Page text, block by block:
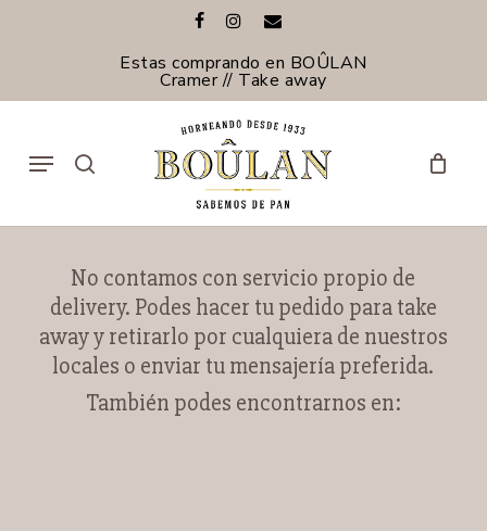
facebookinstagram
email
Estas comprando en BOÛLAN
Cramer // Take away
Menu
No contamos con servicio propio de
delivery. Podes hacer tu pedido para take
away y retirarlo por cualquiera de nuestros
locales o enviar tu mensajería preferida.
También podes encontrarnos en: